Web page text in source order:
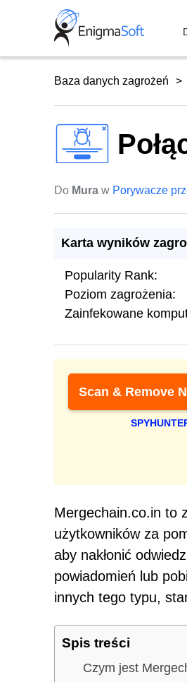
Baza danych zagrożeń
Do Mura w Porywacze
Karta wyników
Popularity Rank:
Poziom zagrożenia:
Zainfekowane
Scan & Remove
Mergechain.co.in to
użytkowników za
aby nakłonić
powiadomień lub
innych tego typu,
Spis treści
Czym jest